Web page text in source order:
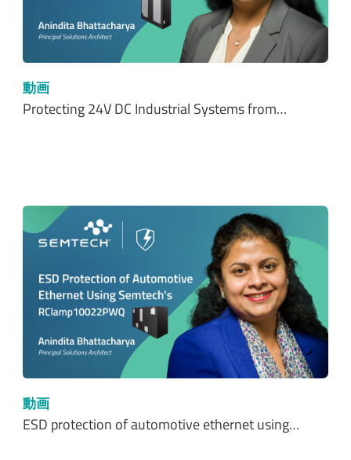
動画
Protecting 24V DC Industrial Systems from…
動画
ESD protection of automotive ethernet using…